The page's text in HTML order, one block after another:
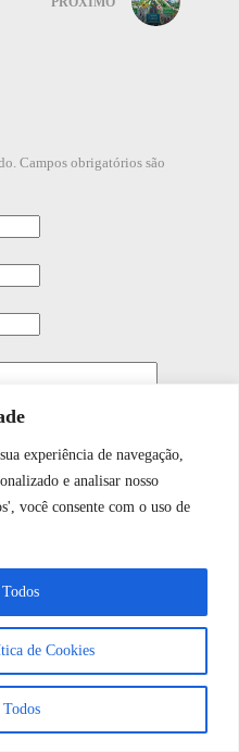
experiência de navegação,
e analisar nosso
você consente com o uso de
de Cookies
Campos obrigatórios são
navegador para a
como
Abrir bate-papo